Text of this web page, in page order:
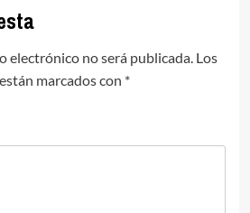
electrónico no será publicada. Los
marcados con *